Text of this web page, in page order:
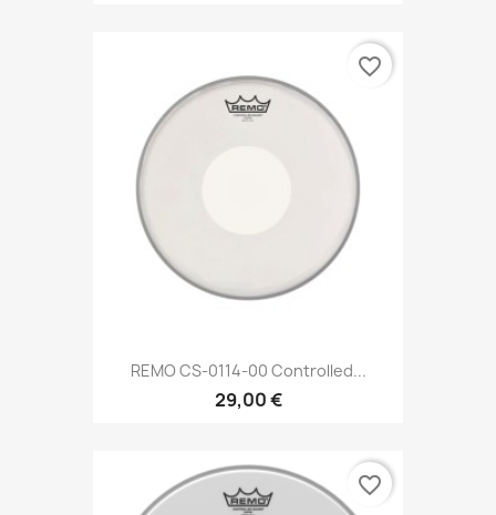
REMO CS-0114-00 Controlled...
29,00 €
favorite_border
favorite_border